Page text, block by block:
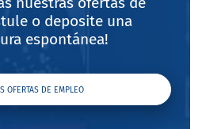
o deposite una
espontánea!
OFERTAS DE EMPLEO